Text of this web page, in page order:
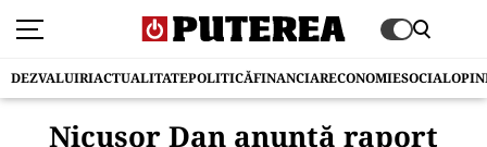
DEZVALUIRIACTUALITATEPOLITICĂFINANCIARECONOMIESOCIAL
Nicușor Dan anunță raport